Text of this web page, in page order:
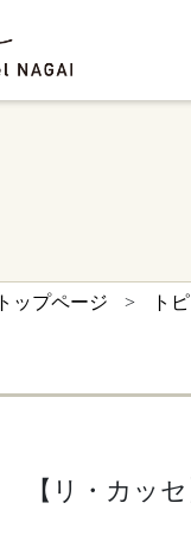
トップページ > ト
【リ・カッ